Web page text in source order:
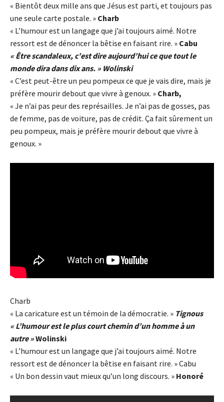
« Bientôt deux mille ans que Jésus est parti, et toujours pas
une seule carte postale. » Charb
« L’humour est un langage que j’ai toujours aimé. Notre
ressort est de dénoncer la bêtise en faisant rire. » Cabu
« Être scandaleux, c’est dire aujourd’hui ce que tout le
monde dira dans dix ans. » Wolinski
« C’est peut-être un peu pompeux ce que je vais dire, mais je
préfère mourir debout que vivre à genoux. » Charb,
« Je n’ai pas peur des représailles. Je n’ai pas de gosses, pas
de femme, pas de voiture, pas de crédit. Ça fait sûrement un
peu pompeux, mais je préfère mourir debout que vivre à
genoux. »
Charb
« La caricature est un témoin de la démocratie. » Tignous
« L’humour est le plus court chemin d’un homme à un
autre »Wolinski
« L’humour est un langage que j’ai toujours aimé. Notre
ressort est de dénoncer la bêtise en faisant rire. » Cabu
« Un bon dessin vaut mieux qu’un long discours. » Honoré